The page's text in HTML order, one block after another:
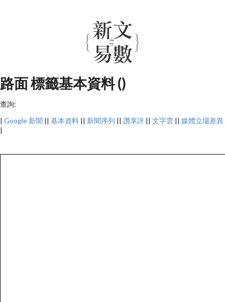
路面 標籤基本資料 ()
查詢:
| Google 新聞 || 基本資料 || 新聞序列 || 讚享評 || 文字雲 || 媒體立場差異
|